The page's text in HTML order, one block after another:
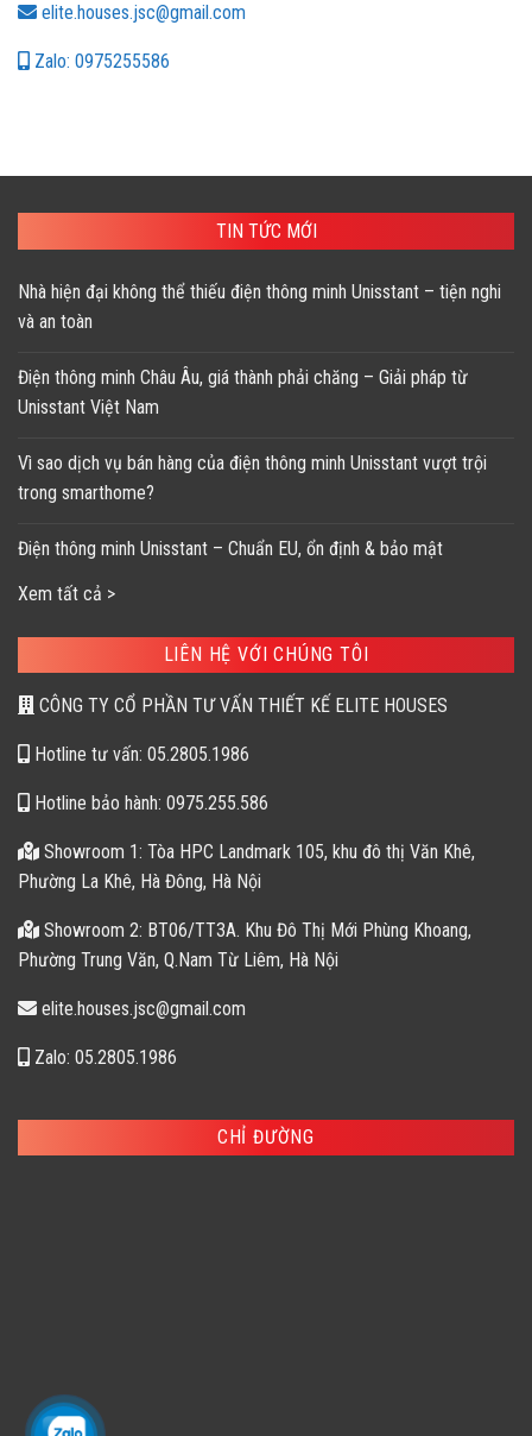
elite.houses.jsc@gmail.com
Zalo: 0975255586
TIN TỨC MỚI
Nhà hiện đại không thể thiếu điện thông minh Unisstant – tiện nghi
và an toàn
Điện thông minh Châu Âu, giá thành phải chăng – Giải pháp từ
Unisstant Việt Nam
Vì sao dịch vụ bán hàng của điện thông minh Unisstant vượt trội
trong smarthome?
Điện thông minh Unisstant – Chuẩn EU, ổn định & bảo mật
Xem tất cả >
LIÊN HỆ VỚI CHÚNG TÔI
CÔNG TY CỔ PHẦN TƯ VẤN THIẾT KẾ ELITE HOUSES
Hotline tư vấn: 05.2805.1986
Hotline bảo hành: 0975.255.586
Showroom 1: Tòa HPC Landmark 105, khu đô thị Văn Khê,
Phường La Khê, Hà Đông, Hà Nội
Showroom 2: BT06/TT3A. Khu Đô Thị Mới Phùng Khoang,
Phường Trung Văn, Q.Nam Từ Liêm, Hà Nội
elite.houses.jsc@gmail.com
Zalo: 05.2805.1986
CHỈ ĐƯỜNG